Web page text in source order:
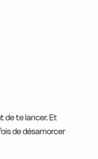
de te lancer. Et
de désamorcer